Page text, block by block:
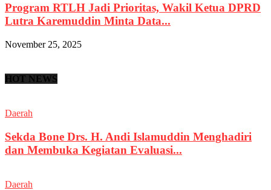
Program RTLH Jadi Prioritas, Wakil Ketua DPRD
Lutra Karemuddin Minta Data...
November 25, 2025
HOT NEWS
Daerah
Sekda Bone Drs. H. Andi Islamuddin Menghadiri
dan Membuka Kegiatan Evaluasi...
Daerah